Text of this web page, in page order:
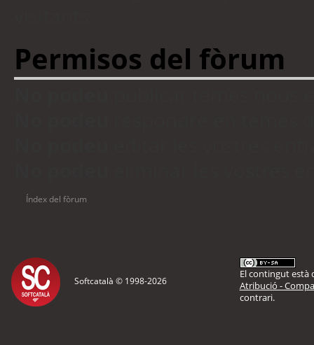
Permisos del fòrum
Índex del fòrum
Softcatalà © 1998-2026
El contingut està
Atribució -
contrari.